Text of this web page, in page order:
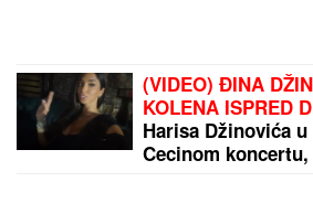
(VIDEO) ĐINA
KOLENA ISPRED
Harisa Džinovića
Cecinom